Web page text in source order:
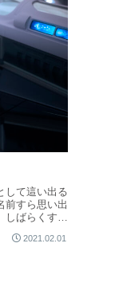
して這い出る
すら思い出
ばらくする
2021.02.01